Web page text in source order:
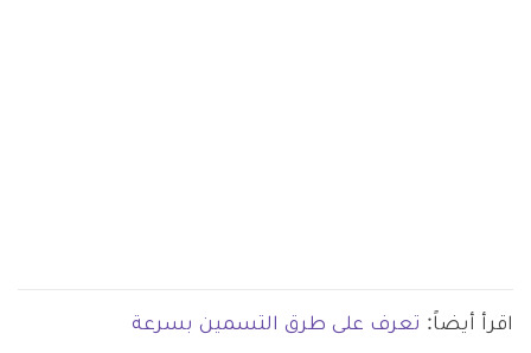
اقرأ أيضاً: تعرف على طرق التسمين بسرعة